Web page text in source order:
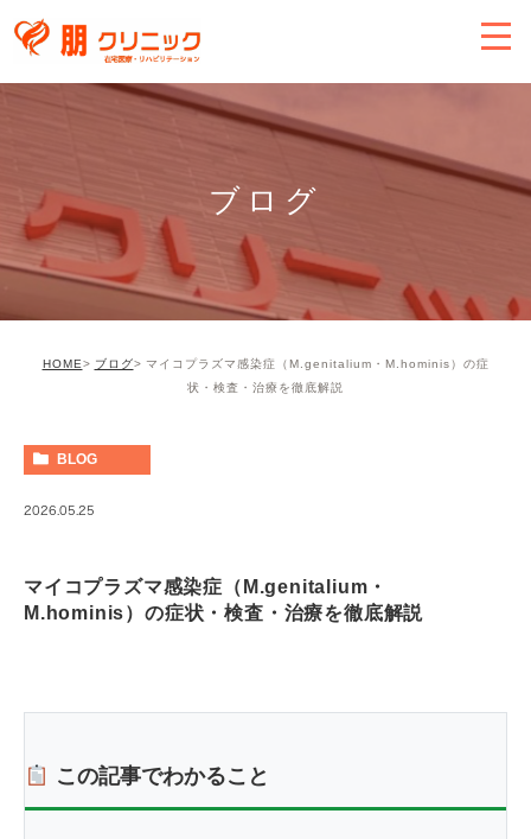
ブログ
HOME ブログ
マイコプラズマ感染症（M.genitalium・M.hominis）の症
状・検査・治療を徹底解説
BLOG
2026.05.25
マイコプラズマ感染症（M.genitalium・
M.hominis）の症状・検査・治療を徹底解説
この記事でわかること